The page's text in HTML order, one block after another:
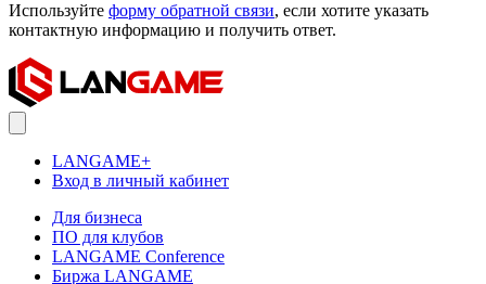
Используйте форму обратной связи, если хотите указать
контактную информацию и получить ответ.
LANGAME+
Вход в личный кабинет
Для бизнеса
ПО для клубов
LANGAME Conference
Биржа LANGAME